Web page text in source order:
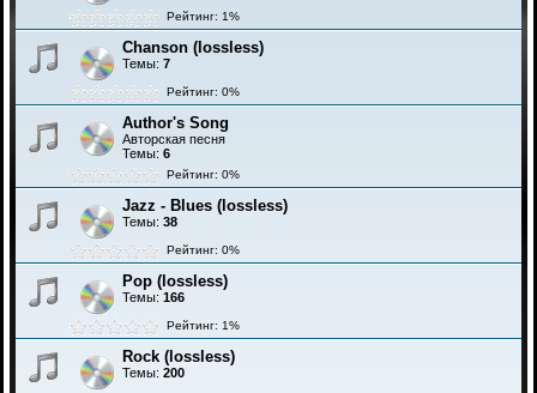
Рейтинг: 1%
Chanson (lossless)
Темы: 7
Рейтинг: 0%
Author's Song
Авторская песня
Темы: 6
Рейтинг: 0%
Jazz - Blues (lossless)
Темы: 38
Рейтинг: 0%
Pop (lossless)
Темы: 166
Рейтинг: 1%
Rock (lossless)
Темы: 200